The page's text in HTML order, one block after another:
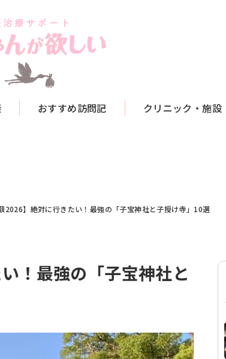
おすすめ訪問記 クリニック・施設
2026】絶対に行きたい！最強の「子宝神社と子授け寺」10選
！最強の「子宝神社と